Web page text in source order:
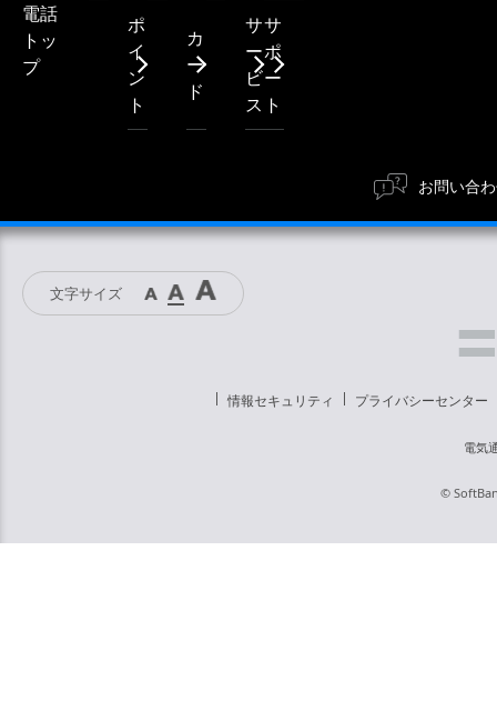
電話
トッ
プ
ポ
イ
ン
ト
カ
ー
ド
サ
ー
ビ
ス
サ
ポ
ー
ト
お問い合
文字サイズ
情報セキュリティ プライバシーセンター
電気
©